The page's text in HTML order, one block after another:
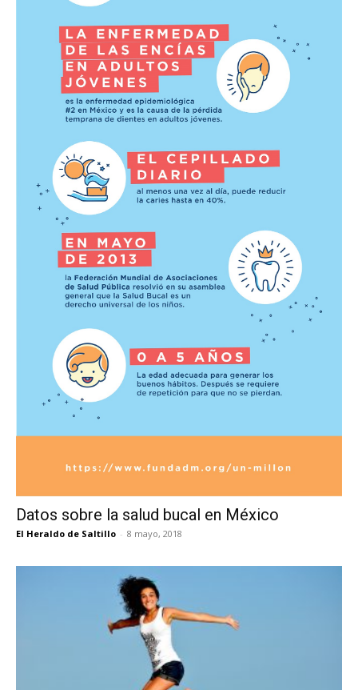
Datos sobre la salud bucal en México
El Heraldo de Saltillo - 8 mayo, 2018